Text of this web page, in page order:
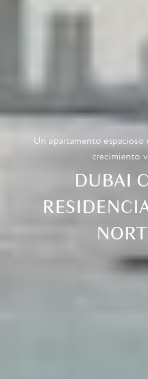
Un apartamento
crecimiento
DUBAI